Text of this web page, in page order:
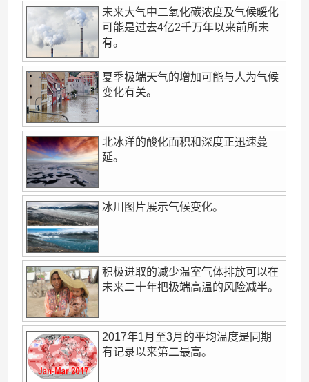
未来大气中二氧化碳浓度及气候暖化
可能是过去4亿2千万年以来前所未
有。
夏季极端天气的增加可能与人为气候
变化有关。
北冰洋的酸化面积和深度正迅速蔓
延。
冰川图片展示气候变化。
积极进取的减少温室气体排放可以在
未来二十年把极端高温的风险减半。
2017年1月至3月的平均温度是同期
有记录以来第二最高。